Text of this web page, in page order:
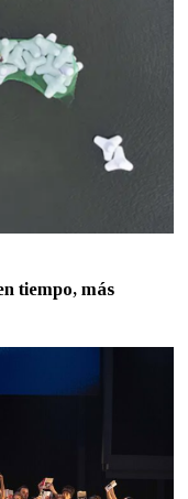
tiempo, más